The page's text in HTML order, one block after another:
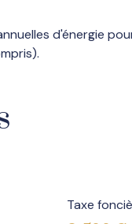
d'énergie
Taxe